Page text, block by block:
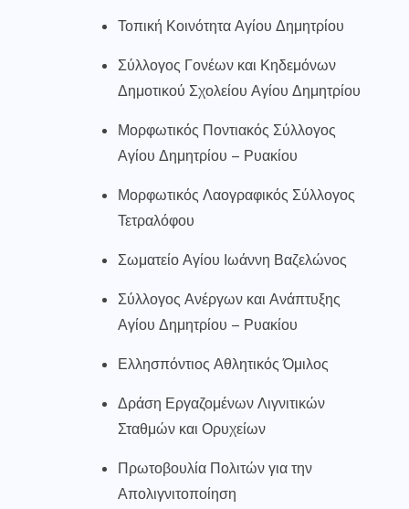
Τοπική Κοινότητα Αγίου Δημητρίου
Σύλλογος Γονέων και Κηδεμόνων
Δημοτικού Σχολείου Αγίου Δημητρίου
Μορφωτικός Ποντιακός Σύλλογος
Αγίου Δημητρίου – Ρυακίου
Μορφωτικός Λαογραφικός Σύλλογος
Τετραλόφου
Σωματείο Αγίου Ιωάννη Βαζελώνος
Σύλλογος Ανέργων και Ανάπτυξης
Αγίου Δημητρίου – Ρυακίου
Ελλησπόντιος Αθλητικός Όμιλος
Δράση Εργαζομένων Λιγνιτικών
Σταθμών και Ορυχείων
Πρωτοβουλία Πολιτών για την
Απολιγνιτοποίηση